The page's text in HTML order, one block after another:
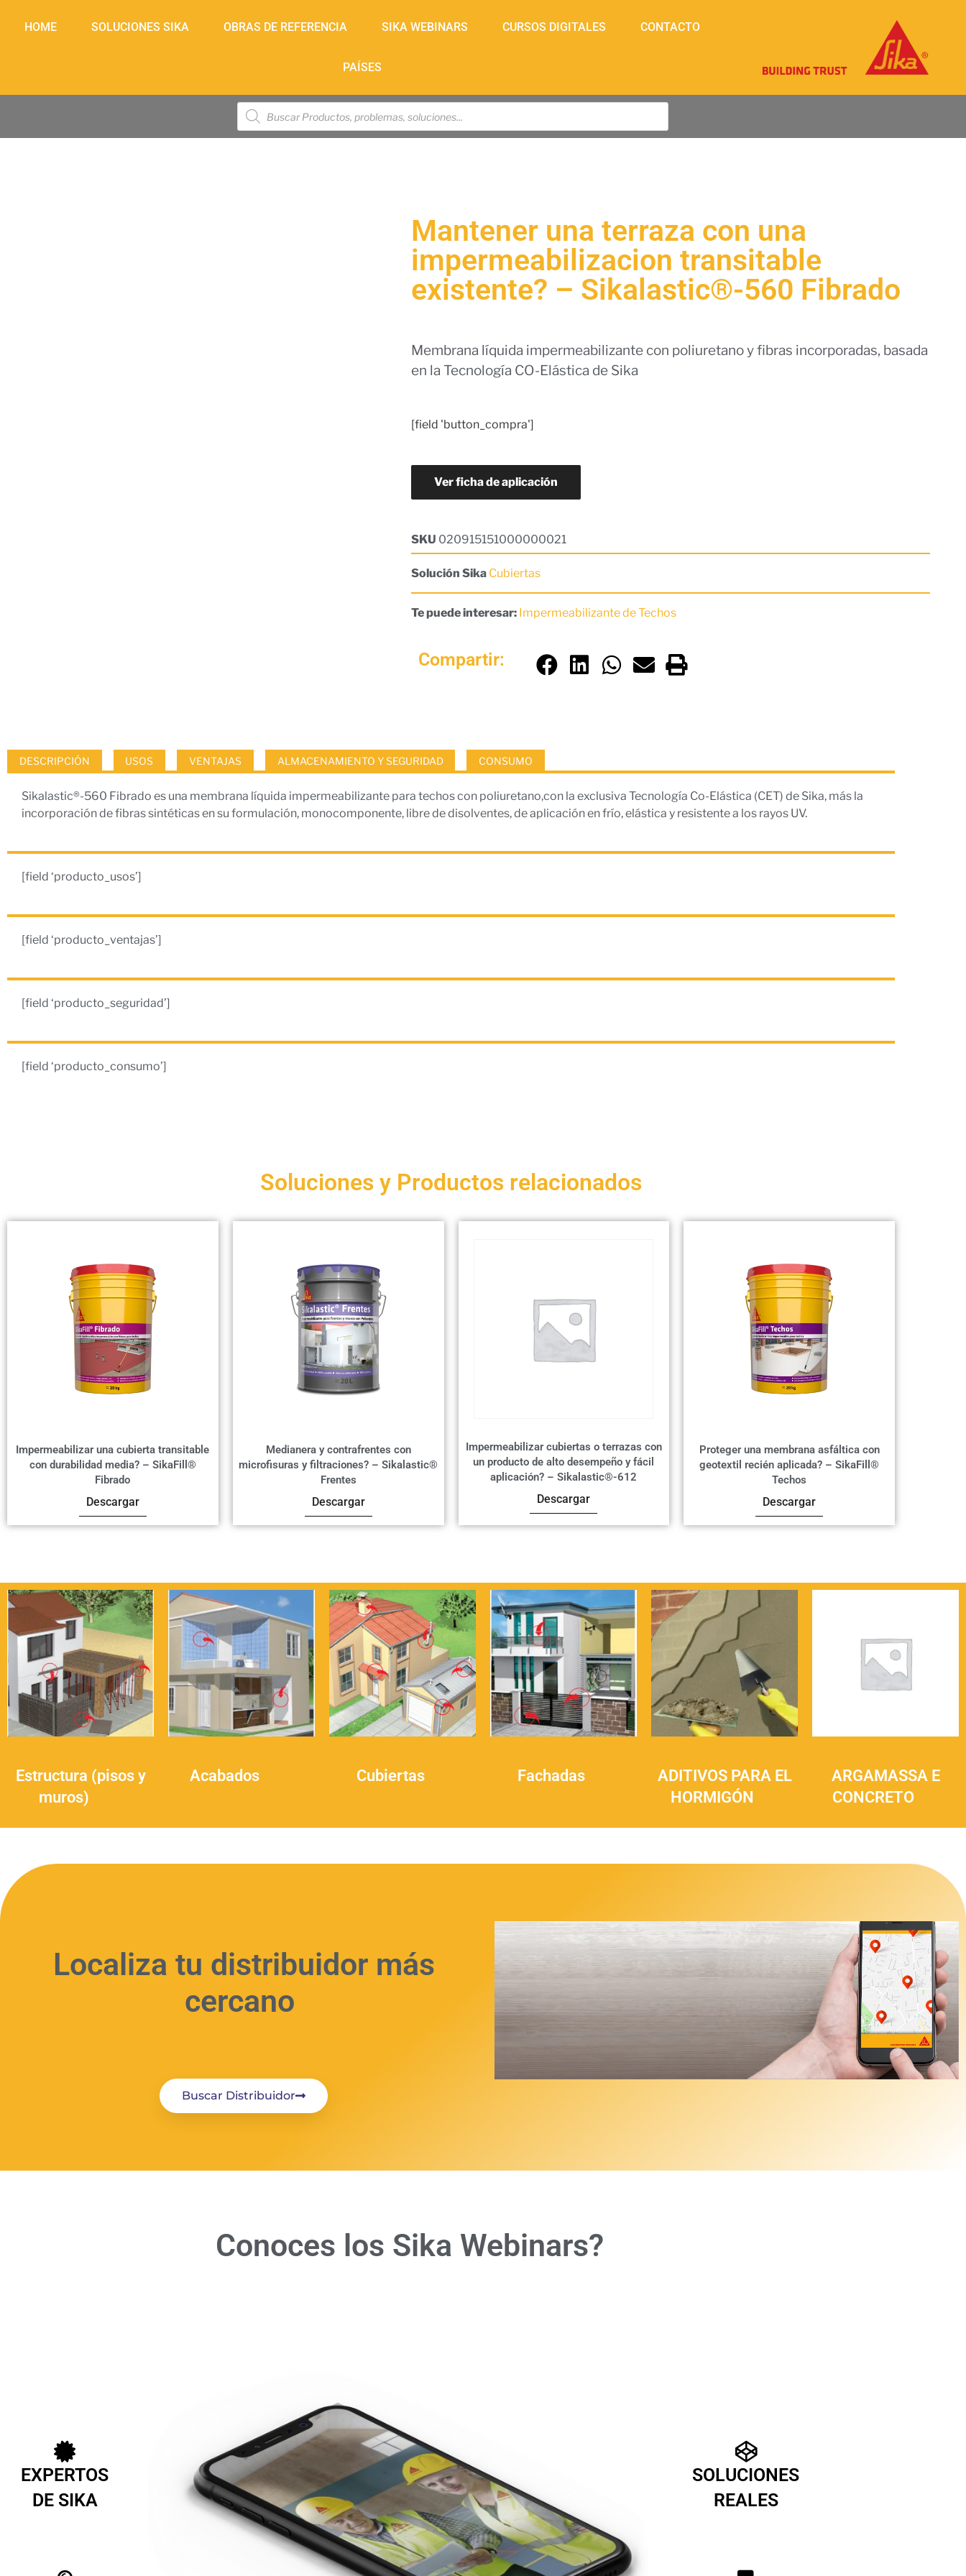
HOME SOLUCIONES SIKA OBRAS DE REFERENCIA SIKA WEBINARS CURSOS DIGITALES CONTACTO
PAÍSES
Mantener una terraza con una
impermeabilizacion transitable
existente? – Sikalastic®-560 Fibrado
Membrana líquida impermeabilizante con poliuretano y fibras incorporadas, basada
en la Tecnología CO-Elástica de Sika
[field 'button_compra']
Ver ficha de aplicación
SKU 020915151000000021
Solución Sika Cubiertas
Te puede interesar: Impermeabilizante de Techos
Compartir:
DESCRIPCIÓN USOS VENTAJAS ALMACENAMIENTO Y SEGURIDAD CONSUMO
Sikalastic®-560 Fibrado es una membrana líquida impermeabilizante para techos con poliuretano,con la exclusiva Tecnología Co-Elástica (CET) de Sika, más la
incorporación de fibras sintéticas en su formulación, monocomponente, libre de disolventes, de aplicación en frío, elástica y resistente a los rayos UV.
[field ‘producto_usos’]
[field ‘producto_ventajas’]
[field ‘producto_seguridad’]
[field ‘producto_consumo’]
Soluciones y Productos relacionados
Impermeabilizar una cubierta transitable
con durabilidad media? – SikaFill®
Fibrado
Descargar
Medianera y contrafrentes con
microfisuras y filtraciones? – Sikalastic®
Frentes
Descargar
Impermeabilizar cubiertas o terrazas con
un producto de alto desempeño y fácil
aplicación? – Sikalastic®-612
Descargar
Proteger una membrana asfáltica con
geotextil recién aplicada? – SikaFill®
Techos
Descargar
Estructura (pisos y
muros)
Acabados Cubiertas Fachadas
ADITIVOS PARA EL
HORMIGÓN
ARGAMASSA E
CONCRETO
Localiza tu distribuidor más
cercano
Buscar Distribuidor
Conoces los Sika Webinars?
EXPERTOS
DE SIKA
SOLUCIONES
REALES